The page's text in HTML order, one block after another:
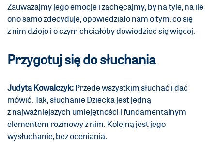
Zauważajmy jego emocje i zachęcajmy, by na tyle, na ile
ono samo zdecyduje, opowiedziało nam o tym, co się
z nim dzieje i o czym chciałoby dowiedzieć się więcej.
Przygotuj się do słuchania
Judyta Kowalczyk:Przede wszystkim słuchać i dać
mówić. Tak, słuchanie Dziecka jest jedną
z najważniejszych umiejętności i fundamentalnym
elementem rozmowy z nim. Kolejną jest jego
wysłuchanie, bez oceniania.